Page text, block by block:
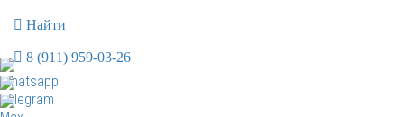
Найти
8 (911) 959-03-26